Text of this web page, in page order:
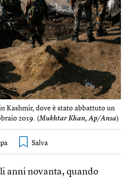
Kashmir, dove è stato abbattuto un
2019. (Mukhtar Khan, Ap/Ansa)
anni novanta, quando